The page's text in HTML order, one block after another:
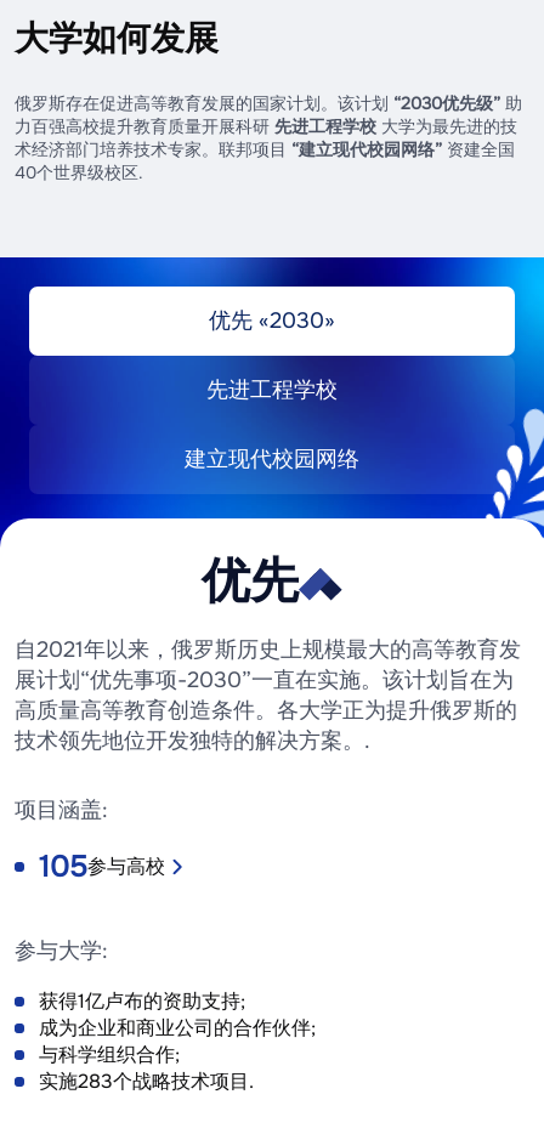
诊所和医疗中心进行，由执业医生导师指导。只能
在相应方向的专家学位后申请。
学习期限:2至5年（取决于医学专业）。
艺术领域的高级创作和教学培养，形成从事独奏、
特点:面向音乐家、导演、艺术家和编舞者的独特
项目。包括在公认大师指导下，对表演技艺进行密
学习期限:2年。
大学如何发展
俄罗斯存在促进高等教育发展的国家计划。该计划 “2030优先级” 助
力百强高校提升教育质量开展科研 先进工程学校 大学为最先进的技
术经济部门培养技术专家。联邦项目 “建立现代校园网络” 资建全国
40个世界级校区.
优先 «2030»
先进工程学校
建立现代校园网络
«
2
0
0
»
优先
自2021年以来，俄罗斯历史上规模最大的高等教育发
展计划“优先事项-2030”一直在实施。该计划旨在为
高质量高等教育创造条件。各大学正为提升俄罗斯的
技术领先地位开发独特的解决方案。.
项目涵盖:
106参与高校
参与大学:
获得1亿卢布的资助支持;
成为企业和商业公司的合作伙伴;
与科学组织合作;
实施283个战略技术项目.